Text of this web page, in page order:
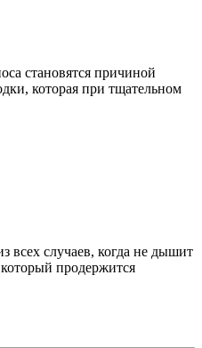
становятся причиной
которая при тщательном
всех случаев, когда не дышит
продержится